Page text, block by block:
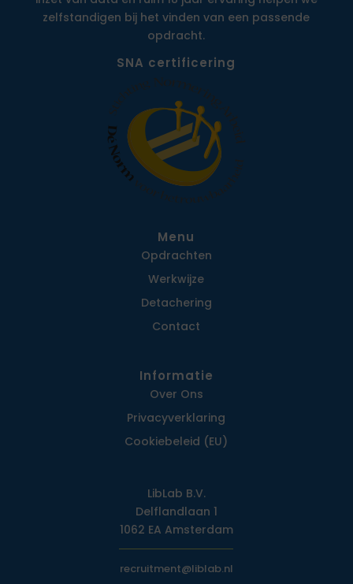
zelfstandigen bij het vinden van een passende
opdracht.
SNA certificering
Menu
Opdrachten
Werkwijze
Detachering
Contact
Informatie
Over Ons
Privacy­verklaring
Cookiebeleid (EU)
LibLab B.V.
Delflandlaan 1
1062 EA Amsterdam
recruitment@liblab.nl